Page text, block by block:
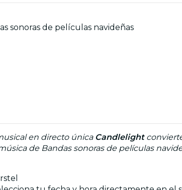
sonoras de películas navideñas
en directo única Candlelight
de Bandas sonoras de películas